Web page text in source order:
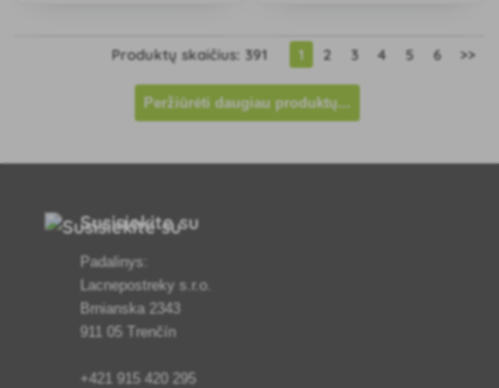
Produktų skaičius: 391 1 2 3 4 5 6 >>
Peržiūrėti daugiau produktų...
Susisiekite su
Padalinys:
Lacnepostreky s.r.o.
Brnianska 2343
911 05 Trenčín
+421 915 420 295